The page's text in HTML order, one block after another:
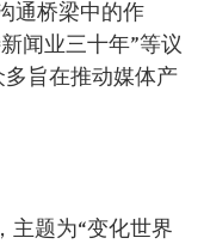
通桥梁中的作
闻业三十年”等议
旨在推动媒体产
主题为“变化世界